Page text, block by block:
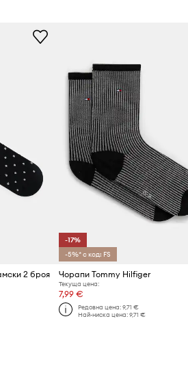
2 броя
-17%
-5%* с код: FS
Чорапи Tommy Hilfiger
Текуща цена:
7,99 €
Редовна цена: 9,71 €
Най-ниска цена: 9,71 €